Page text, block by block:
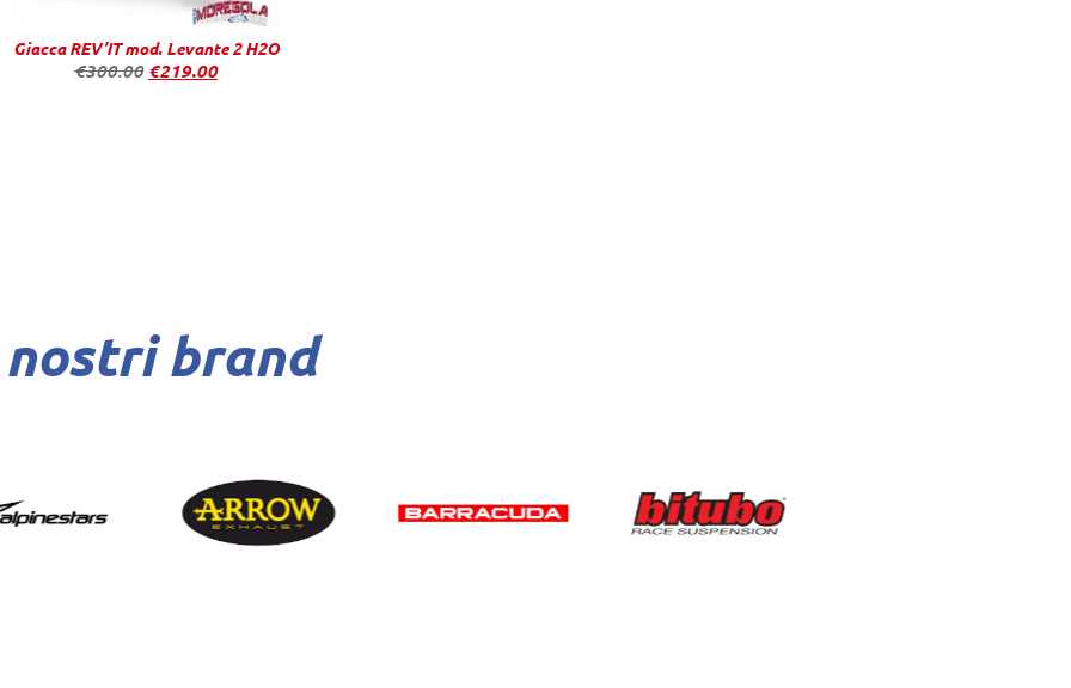
Giacca REV’IT mod. Levante 2 H2O
€300.00 €219.00
brand